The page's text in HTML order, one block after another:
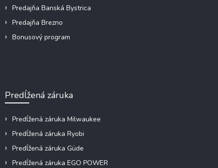
Predajňa Banská Bystrica
Predajňa Brezno
Bonusový program
Predĺžená záruka
Predĺžená záruka Milwaukee
Predĺžená záruka Ryobi
Predĺžená záruka Güde
Predĺžená záruka EGO POWER